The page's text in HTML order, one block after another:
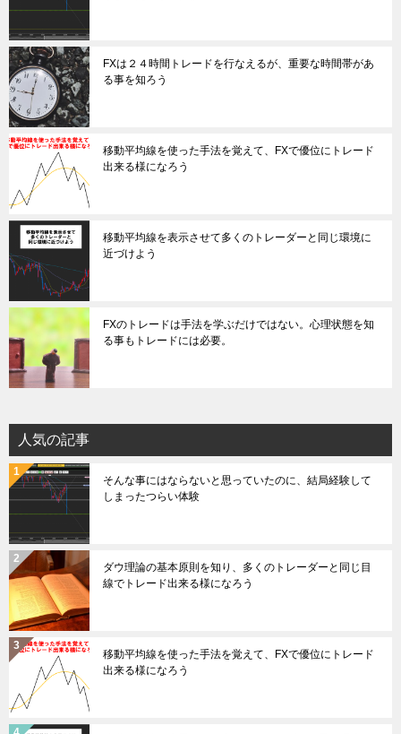
FXは２４時間トレードを行なえるが、重要な時間帯があ
る事を知ろう
移動平均線を使った手法を覚えて、FXで優位にトレード
出来る様になろう
移動平均線を表示させて多くのトレーダーと同じ環境に
近づけよう
FXのトレードは手法を学ぶだけではない。心理状態を知
る事もトレードには必要。
人気の記事
そんな事にはならないと思っていたのに、結局経験して
しまったつらい体験
ダウ理論の基本原則を知り、多くのトレーダーと同じ目
線でトレード出来る様になろう
移動平均線を使った手法を覚えて、FXで優位にトレード
出来る様になろう